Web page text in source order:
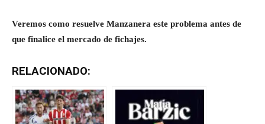
Veremos como resuelve Manzanera este problema antes de
que finalice el mercado de fichajes.
RELACIONADO: